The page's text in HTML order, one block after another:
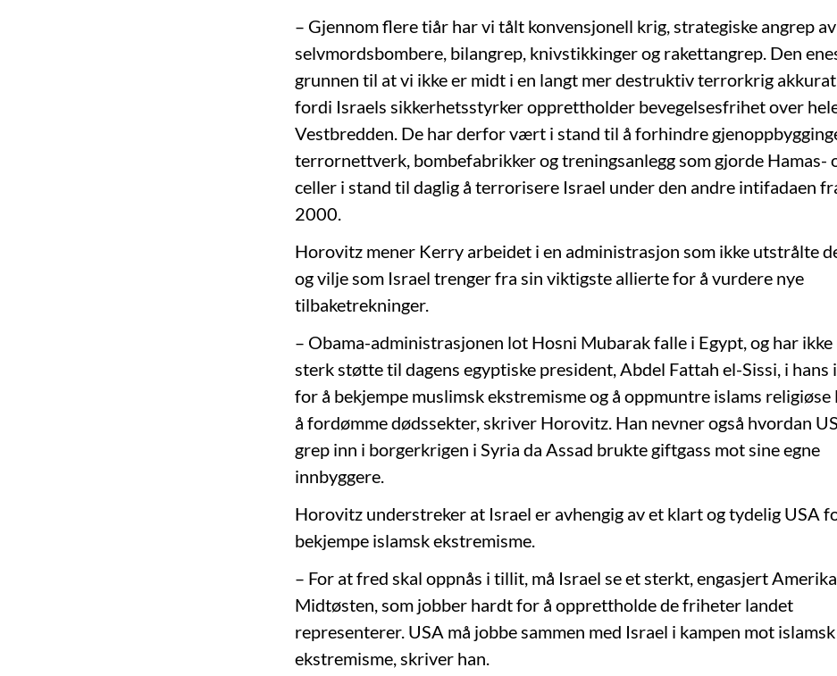
– Gjennom flere tiår har vi tålt konvensjonell krig, strategiske angrep av
selvmordsbombere, bilangrep, knivstikkinger og rakettangrep. Den
grunnen til at vi ikke er midt i en langt mer destruktiv terrorkrig
fordi Israels sikkerhetsstyrker opprettholder bevegelsesfrihet over
Vestbredden. De har derfor vært i stand til å forhindre
terrornettverk, bombefabrikker og treningsanlegg som gjorde Hamas-
celler i stand til daglig å terrorisere Israel under den andre intifadaen
2000.
Horovitz mener Kerry arbeidet i en administrasjon som ikke utstrålte
og vilje som Israel trenger fra sin viktigste allierte for å vurdere nye
tilbaketrekninger.
– Obama-administrasjonen lot Hosni Mubarak falle i Egypt, og har
sterk støtte til dagens egyptiske president, Abdel Fattah el-Sissi, i hans
for å bekjempe muslimsk ekstremisme og å oppmuntre islams religiøse
å fordømme dødssekter, skriver Horovitz. Han nevner også hvordan
grep inn i borgerkrigen i Syria da Assad brukte giftgass mot sine egne
innbyggere.
Horovitz understreker at Israel er avhengig av et klart og tydelig USA
bekjempe islamsk ekstremisme.
– For at fred skal oppnås i tillit, må Israel se et sterkt, engasjert
Midtøsten, som jobber hardt for å opprettholde de friheter landet
representerer. USA må jobbe sammen med Israel i kampen mot islamsk
ekstremisme, skriver han.